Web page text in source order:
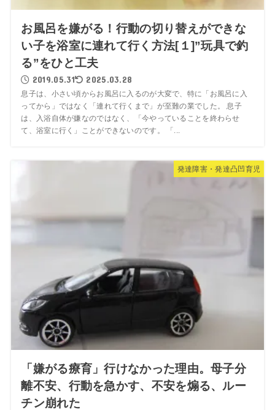
お風呂を嫌がる！行動の切り替えができな
い子を浴室に連れて行く方法[１]”玩具で釣
る”をひと工夫
2019.05.31 2025.03.28
息子は、小さい頃からお風呂に入るのが大変で、特に「お風呂に入
ってから」ではなく「連れて行くまで」が至難の業でした。 息子
は、入浴自体が嫌なのではなく、「今やっていることを終わらせ
て、浴室に行く」ことができないのです。 「...
発達障害・発達凸凹育児
「嫌がる療育」行けなかった理由。母子分
離不安、行動を急かす、不安を煽る、ルー
チン崩れた